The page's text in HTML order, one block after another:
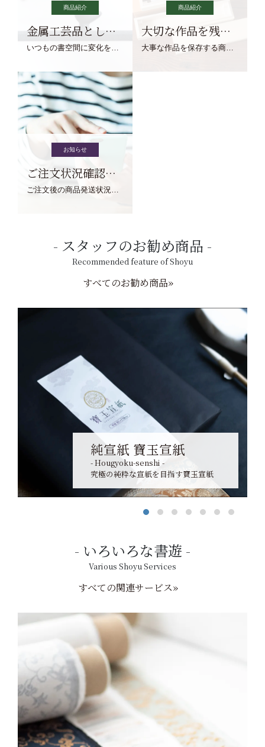
商品紹介
金属工芸品としての文鎮
商品紹介
大切な作品を残す作品保存商品
お知らせ
ご注文状況確認について
スタッフのお勧め商品
Recommended feature of Shoyu
すべてのお勧め商品»
純宣紙 寶玉宣紙
- Hougyoku-senshi -
究極の純粋な宣紙を目指す寶玉宣紙
いろいろな書遊
Various Shoyu Services
すべての関連サービス»